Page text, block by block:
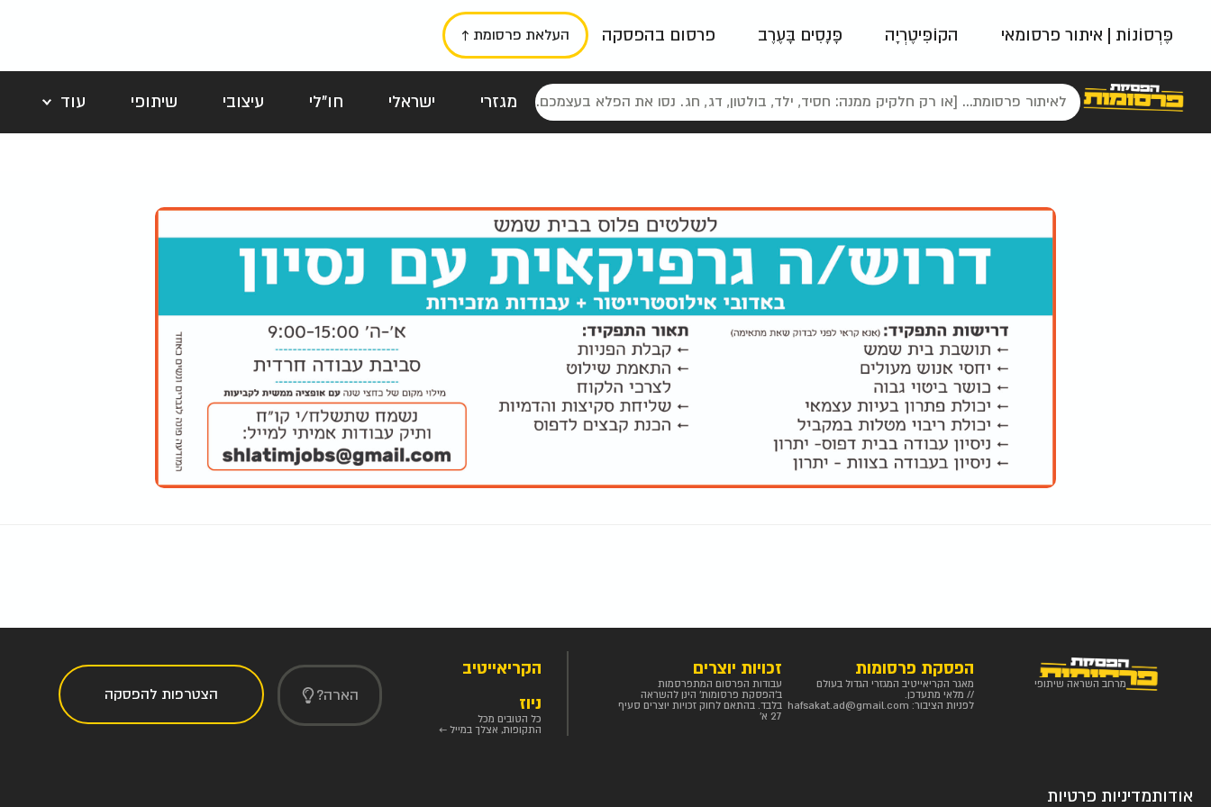
פֶּרְסוֹנוֹת | איתור פרסומאי הקוֹפִּיטֶרְיָה פָּנָסִים בָּעֶרֶב פרסום בהפסקה העלאת פרסומת ↑
מגזרי ישראלי חו"לי עיצובי שיתופי
עוד
פאשן
ניינטיז נוסטלגי כרזות טיפוגרפי
מרחב השראה שיתופי
הפסקת פרסומות
מאגר הקריאייטיב המגזרי הגדול בעולם
// מלאי מתעדכן.
לפניות הציבור: hafsakat.ad@gmail.com
זכויות יוצרים
עבודות הפרסום המתפרסמות
ב'הפסקת פרסומות' הינן להשראה
בלבד. בהתאם לחוק זכויות יוצרים סעיף
27 א'
הקריאייטיב
ניוז
כל הטובים מכל
התקופות, אצלך במייל ←
הארה? הצטרפות להפסקה
אודותמדיניות פרטיות